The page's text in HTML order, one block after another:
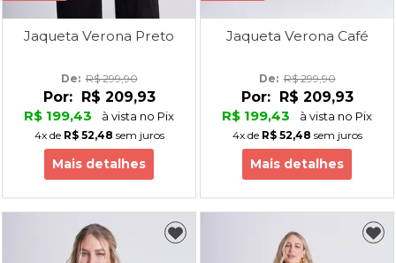
Jaqueta Verona Preto
De: R$ 299,90
Por: R$ 209,93
R$ 199,43
à vista no Pix
4xde R$ 52,48 sem juros
Mais detalhes
Jaqueta Verona Café
De: R$ 299,90
Por: R$ 209,93
R$ 199,43
à vista no Pix
4xde R$ 52,48 sem juros
Mais detalhes